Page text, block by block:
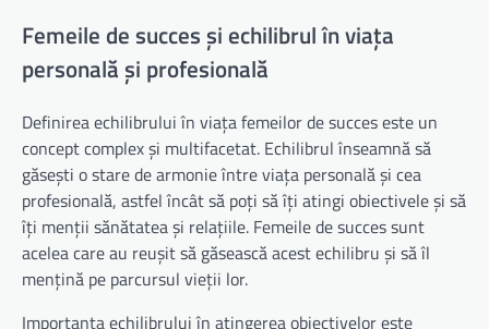
Femeile de succes și echilibrul în viața
personală și profesională
Definirea echilibrului în viața femeilor de succes este un
concept complex și multifacetat. Echilibrul înseamnă să
găsești o stare de armonie între viața personală și cea
profesională, astfel încât să poți să îți atingi obiectivele și să
îți menții sănătatea și relațiile. Femeile de succes sunt
acelea care au reușit să găsească acest echilibru și să îl
mențină pe parcursul vieții lor.
Importanța echilibrului în atingerea obiectivelor este